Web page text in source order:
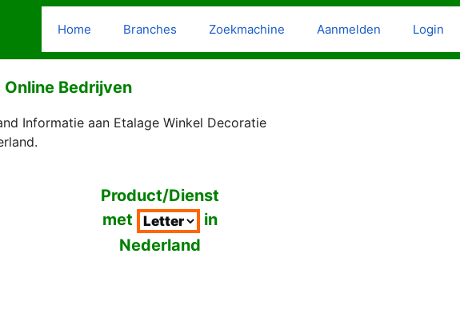
Home Branches Zoekmachine Aanmelden Login
Bedrijven
Informatie aan Etalage Winkel Decoratie
Product/Dienst
met
in
Nederland